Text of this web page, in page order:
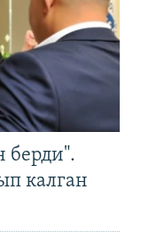
берди".
калган